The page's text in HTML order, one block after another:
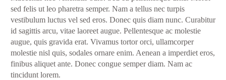
sed felis ut leo pharetra semper. Nam a tellus nec turpis
vestibulum luctus vel sed eros. Donec quis diam nunc. Curabitur
id sagittis arcu, vitae laoreet augue. Pellentesque ac molestie
augue, quis gravida erat. Vivamus tortor orci, ullamcorper
molestie nisl quis, sodales ornare enim. Aenean a imperdiet eros,
finibus aliquet ante. Donec congue semper diam. Nam ac
tincidunt lorem.